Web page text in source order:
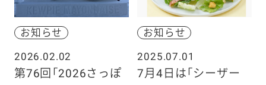
お知らせ
2026.02.02
第76回「2026さっぽ
お知らせ
2025.07.01
7月4日は「シーザー